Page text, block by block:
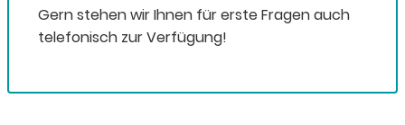
Gern stehen wir Ihnen für erste Fragen auch
telefonisch zur Verfügung!